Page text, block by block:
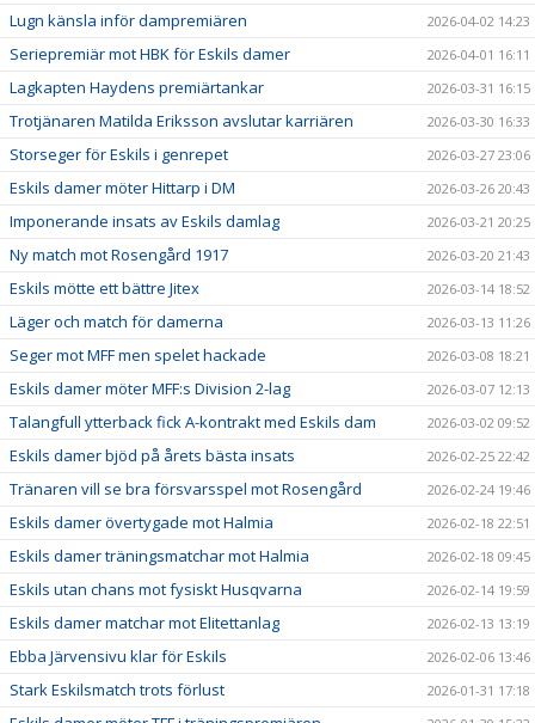
Lugn känsla inför dampremiären 2026-04-02 14:23
Seriepremiär mot HBK för Eskils damer 2026-04-01 16:11
Lagkapten Haydens premiärtankar 2026-03-31 16:15
Trotjänaren Matilda Eriksson avslutar karriären 2026-03-30 16:33
Storseger för Eskils i genrepet 2026-03-27 23:06
Eskils damer möter Hittarp i DM 2026-03-26 20:43
Imponerande insats av Eskils damlag 2026-03-21 20:25
Ny match mot Rosengård 1917 2026-03-20 21:43
Eskils mötte ett bättre Jitex 2026-03-14 18:52
Läger och match för damerna 2026-03-13 11:26
Seger mot MFF men spelet hackade 2026-03-08 18:21
Eskils damer möter MFF:s Division 2-lag 2026-03-07 12:13
Talangfull ytterback fick A-kontrakt med Eskils dam 2026-03-02 09:52
Eskils damer bjöd på årets bästa insats 2026-02-25 22:42
Tränaren vill se bra försvarsspel mot Rosengård 2026-02-24 19:46
Eskils damer övertygade mot Halmia 2026-02-18 22:51
Eskils damer träningsmatchar mot Halmia 2026-02-18 09:45
Eskils utan chans mot fysiskt Husqvarna 2026-02-14 19:59
Eskils damer matchar mot Elitettanlag 2026-02-13 13:19
Ebba Järvensivu klar för Eskils 2026-02-06 13:46
Stark Eskilsmatch trots förlust 2026-01-31 17:18